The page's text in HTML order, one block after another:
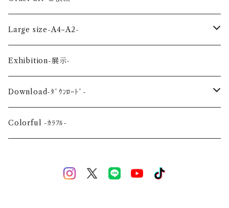
Planet-惑星-
Flower-花-
Wedding-婚礼-
Event-祝祭-
Winter-冬-
Acrylic figure -ｱｸﾘﾙﾌｨｷﾞｭｱ-
Mini -ミニ-
Okinawa-沖縄-
Large size-A4~A2-
A4
A3
A2
Exhibition-展示-
Download-ﾀﾞｳﾝﾛｰﾄﾞ-
Alphabet-文字-
Colorful -ｶﾗﾌﾙ-